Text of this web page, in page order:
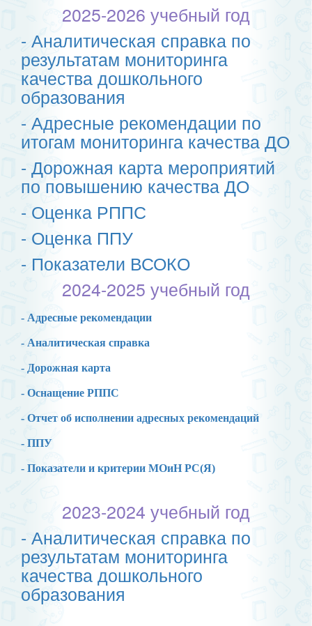
2025-2026 учебный год
- Аналитическая справка по
результатам мониторинга
качества дошкольного
образования
- Адресные рекомендации по
итогам мониторинга качества ДО
- Дорожная карта мероприятий
по повышению качества ДО
- Оценка РППС
- Оценка ППУ
- Показатели ВСОКО
2024-2025 учебный год
- Адресные рекомендации
- Аналитическая справка
- Дорожная карта
- Оснащение РППС
- Отчет об исполнении адресных рекомендаций
- ППУ
- Показатели и критерии МОиН РС(Я)
2023-2024 учебный год
- Аналитическая справка по
результатам мониторинга
качества дошкольного
образования